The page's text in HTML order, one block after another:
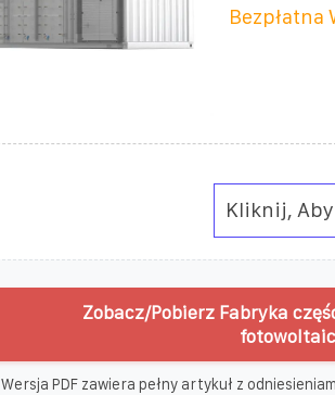
Bezpłatna
Kliknij,
Zobacz/Pobierz Fabryka
Wersja PDF zawiera pełny artykuł z